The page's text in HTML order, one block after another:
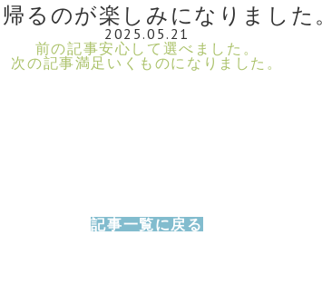
るのが楽しみになりました
2025.05.21
前の記事安心して選べました。
次の記事満足いくものになりました。
記事一覧に戻る